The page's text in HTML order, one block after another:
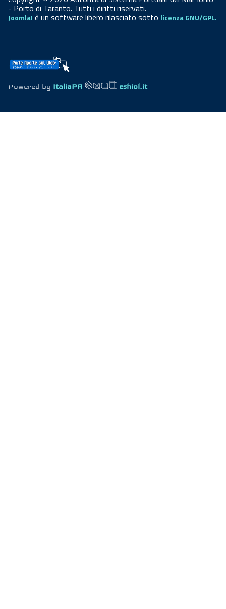
- Porto di Taranto. Tutti i diritti riservati.
Joomla! è un software libero rilasciato sotto licenza GNU/GPL.
Powered by ItaliaPA eshiol.it